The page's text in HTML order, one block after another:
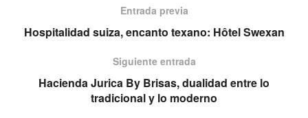
llegada de Artemio Santos – presidente de los hoteleros –
al organismo y dela importancia de conservar la
independientemente de quien tomara el liderazgo.
Sorpresiva salida
Entrada previa
Hospitalidad suiza, encanto texano: Hôtel Swexan
Siguiente entrada
Hacienda Jurica By Brisas, dualidad entre lo
tradicional y lo moderno